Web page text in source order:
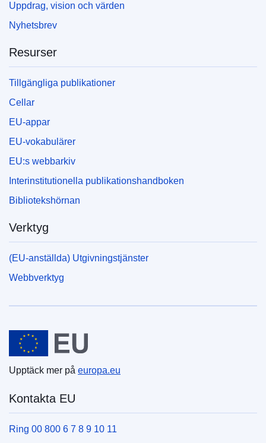
Uppdrag, vision och värden
Nyhetsbrev
Resurser
Tillgängliga publikationer
Cellar
EU-appar
EU-vokabulärer
EU:s webbarkiv
Interinstitutionella publikationshandboken
Bibliotekshörnan
Verktyg
(EU-anställda) Utgivningstjänster
Webbverktyg
Europeiska unionen
Upptäck mer på europa.eu
Kontakta EU
Ring 00 800 6 7 8 9 10 11